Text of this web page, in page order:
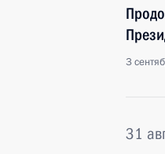
3
31